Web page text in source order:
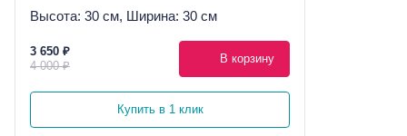
Высота: 30 см, Ширина: 30 см
3 650 ₽
4 000 ₽
В корзину
Купить в 1 клик